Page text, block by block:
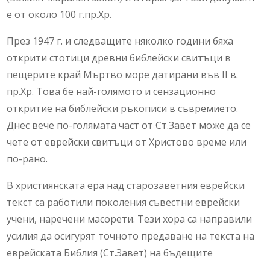
е от около 100 г.пр.Хр.
През 1947 г. и следващите няколко години бяха
открити стотици древни библейски свитъци в
пещерите край Мъртво море датирани във II в.
пр.Хр. Това бе най-голямото и сензационно
откритие на библейски ръкописи в съвремието.
Днес вече по-голямата част от Ст.Завет може да се
чете от еврейски свитъци от Христово време или
по-рано.
В християнската ера над старозаветния еврейски
текст са работили поколения съвестни еврейски
учени, наречени масорети. Тези хора са направили
усилия да осигурят точното предаване на текста на
еврейската Библия (Ст.Завет) на бъдещите